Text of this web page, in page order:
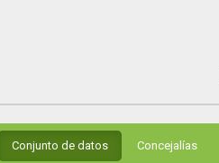
Conjunto de datos Concejalías